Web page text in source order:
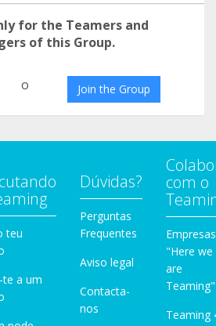
for the Teamers and
of this Group.
o Join the Group
teu
te a um
Dúvidas?
Perguntas
Frequentes
Aviso legal
Contacta-
nos
com o
Empresas
"Here we
are
Teaming"
Teaming